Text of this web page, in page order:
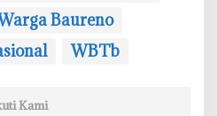
Baureno
WBTb
Kami